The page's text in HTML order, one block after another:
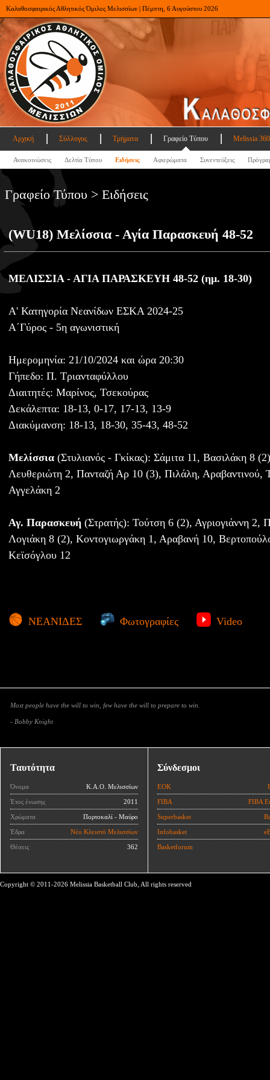
Καλαθοσφαιρικός Αθλητικός Όμιλος Μελισσίων | Πέμπτη, 6 Αυγούστου 2026
Αρχική Σύλλογος Τμήματα Γραφείο Τύπου Melissia
Ανακοινώσεις Δελτία Τύπου Ειδήσεις Αφιερώματα Συνεντεύξεις
Γραφείο Τύπου > Ειδήσεις
(WU18) Μελίσσια - Αγία Παρασκευή 48-52
ΜΕΛΙΣΣΙΑ - ΑΓΙΑ ΠΑΡΑΣΚΕΥΗ 48-52 (ημ. 18-30)
Α' Κατηγορία Νεανίδων ΕΣΚΑ 2024-25
Α΄Γύρος - 5η αγωνιστική
Ημερομηνία: 21/10/2024 και ώρα 20:30
Γήπεδο: Π. Τριανταφύλλου
Διαιτητές: Μαρίνος, Τσεκούρας
Δεκάλεπτα: 18-13, 0-17, 17-13, 13-9
Διακύμανση: 18-13, 18-30, 35-43, 48-52
Μελίσσια (Στυλιανός - Γκίκας): Σάμιτα 11, Βασιλάκη 8
Λευθεριώτη 2, Πανταζή Αρ 10 (3), Πιλάλη, Αραβαντινού,
Αγγελάκη 2
Αγ. Παρασκευή (Στρατής): Τούτση 6 (2), Αγριογιάννη
Λογιάκη 8 (2), Κοντογιωργάκη 1, Αραβανή 10,
Κεϊσόγλου 12
ΝΕΑΝΙΔΕΣ Φωτογραφίες Video
Most people have the will to win, few have the will to prepare to win.
- Bobby Knight
Ταυτότητα
Όνομα Κ.Α.Ο. Μελισσίων
Έτος ένωσης 2011
Χρώματα Πορτοκαλί - Μαύρο
Έδρα Νέο Κλειστό Μελισσίων
Θέσεις 362
Σύνδεσμοι
ΕΟΚ
FIBA FIBA
Superbasket
Infobasket
Basketforum
Copyright © 2011-2026 Melissia Basketball Club, All rights reserved